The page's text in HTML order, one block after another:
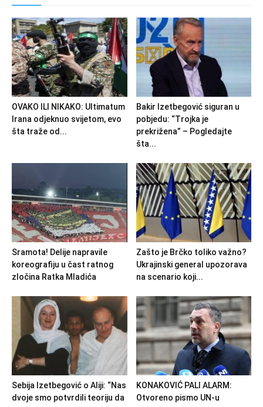
OVAKO ILI NIKAKO: Ultimatum
Irana odjeknuo svijetom, evo
šta traže od...
Bakir Izetbegović siguran u
pobjedu: “Trojka je
prekrižena” – Pogledajte
šta...
Sramota! Delije napravile
koreografiju u čast ratnog
zločina Ratka Mladića
Zašto je Brčko toliko važno?
Ukrajinski general upozorava
na scenario koji...
Sebija Izetbegović o Aliji: “Nas
dvoje smo potvrdili teoriju da
KONAKOVIĆ PALI ALARM:
Otvoreno pismo UN-u